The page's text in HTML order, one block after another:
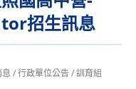
招生訊息
/行政單位公告/訓育組